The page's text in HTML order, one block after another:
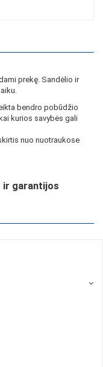
prekę. Sandėlio ir
bendro pobūdžio
kurios savybės gali
nuo nuotraukose
ir garantijos